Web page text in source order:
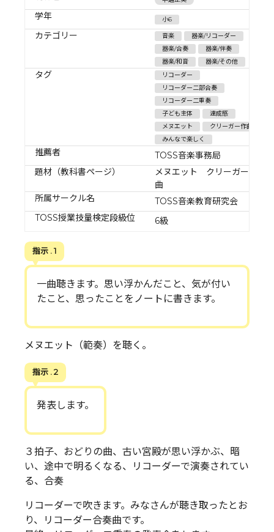
学年 小6
カテゴリー 音楽
器楽/リコーダー
器楽/合奏
器楽/伴奏
器楽/和音
器楽/その他
タグ
リコーダー
リコーダー二部合奏
リコーダー二重奏
子ども主体
達成感
メヌエット
クリーガー作曲
みんなで楽しく
推薦者
TOSS音楽事務局
題材（教科書ページ）
メヌエット クリーガー作
曲
所属サークル名
TOSS音楽教育研究会
TOSS授業技量検定段級位
6級
指示 . 1
一曲聴きます。思い浮かんだこと、気が付い
たこと、思ったことをノートに書きます。
メヌエット（範奏）を聴く。
指示 . 2
発表します。
３拍子、おどりの曲、古い宮殿が思い浮かぶ、暗
い、途中で明るくなる、リコーダーで演奏されてい
る、合奏
リコーダーで吹きます。みなさんが聴き取ったとお
り、リコーダー合奏曲です。